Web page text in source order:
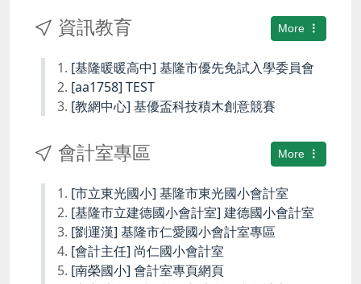
More
資訊教育
[基隆暖暖高中] 基隆市優先免試入學委員會
[aa1758] TEST
[教網中心] 基優盃科技積木創意競賽
More
會計室專區
[市立東光國小] 基隆市東光國小會計室
[基隆市立建德國小會計室] 建德國小會計室
[劉運漢] 基隆市仁愛國小會計室專區
[會計主任] 尚仁國小會計室
[南榮國小] 會計室專頁網頁